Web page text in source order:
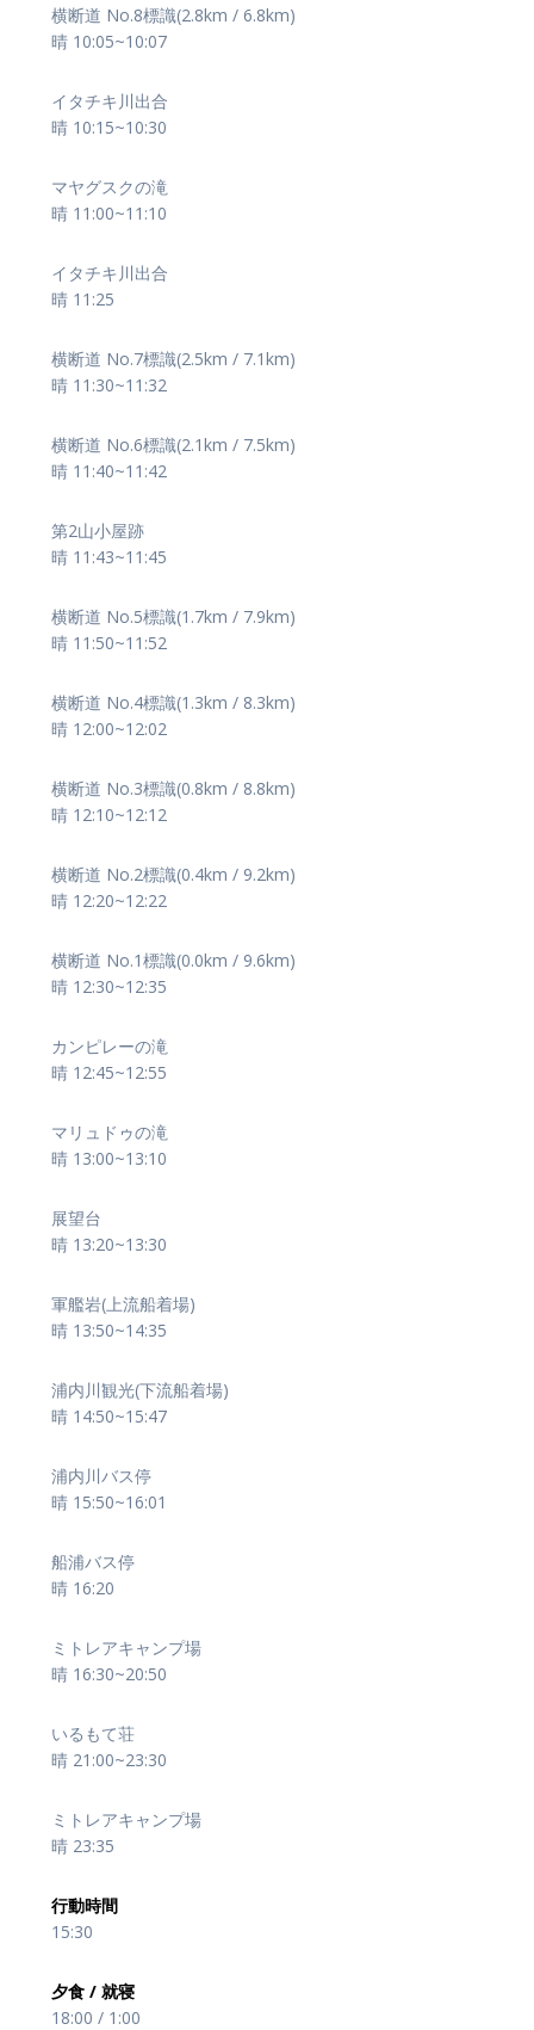
横断道 No.8標識(2.8km / 6.8km)
晴 10:05~10:07
イタチキ川出合
晴 10:15~10:30
マヤグスクの滝
晴 11:00~11:10
イタチキ川出合
晴 11:25
横断道 No.7標識(2.5km / 7.1km)
晴 11:30~11:32
横断道 No.6標識(2.1km / 7.5km)
晴 11:40~11:42
第2山小屋跡
晴 11:43~11:45
横断道 No.5標識(1.7km / 7.9km)
晴 11:50~11:52
横断道 No.4標識(1.3km / 8.3km)
晴 12:00~12:02
横断道 No.3標識(0.8km / 8.8km)
晴 12:10~12:12
横断道 No.2標識(0.4km / 9.2km)
晴 12:20~12:22
横断道 No.1標識(0.0km / 9.6km)
晴 12:30~12:35
カンピレーの滝
晴 12:45~12:55
マリュドゥの滝
晴 13:00~13:10
展望台
晴 13:20~13:30
軍艦岩(上流船着場)
晴 13:50~14:35
浦内川観光(下流船着場)
晴 14:50~15:47
浦内川バス停
晴 15:50~16:01
船浦バス停
晴 16:20
ミトレアキャンプ場
晴 16:30~20:50
いるもて荘
晴 21:00~23:30
ミトレアキャンプ場
晴 23:35
行動時間
15:30
夕食 / 就寝
18:00 / 1:00